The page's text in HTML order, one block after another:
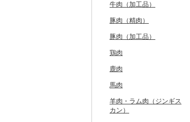
牛肉（加工品）
ハンバーグ
もつ鍋
ローストビーフ
ビーフジャーキー
その他牛肉（加工品）
豚肉（精肉）
ステーキ
すき焼き
しゃぶしゃぶ
焼肉
アグー豚
豚肉（加工品）
ハンバーグ
もつ鍋
ハム
ソーセージ・ウインナ
ー
鶏肉
鶏肉（精肉）
ハム・ソーセージ
唐揚げ
鹿肉
馬肉
羊肉・ラム肉（ジンギス
カン）